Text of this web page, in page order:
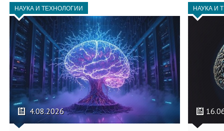
НАУКА И ТЕХНОЛОГИИ
4.08.2026
НАУКА И